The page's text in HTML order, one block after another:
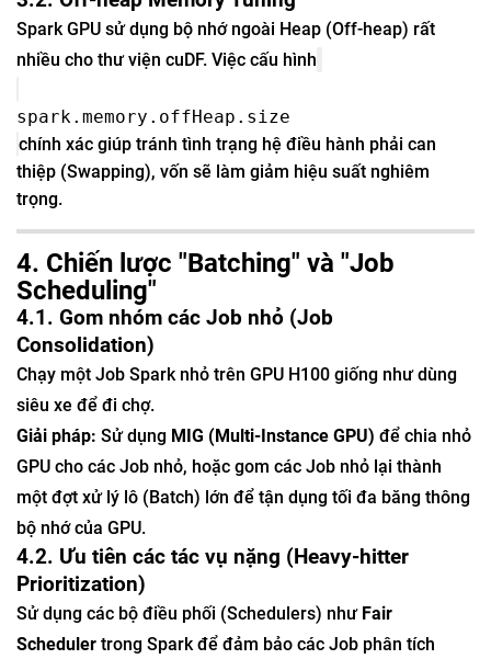
Spark GPU sử dụng bộ nhớ ngoài Heap (Off-heap) rất
nhiều cho thư viện cuDF. Việc cấu hình
spark.memory.offHeap.size
chính xác giúp tránh tình trạng hệ điều hành phải can
thiệp (Swapping), vốn sẽ làm giảm hiệu suất nghiêm
trọng.
4. Chiến lược "Batching" và "Job
Scheduling"
4.1. Gom nhóm các Job nhỏ (Job
Consolidation)
Chạy một Job Spark nhỏ trên GPU H100 giống như dùng
siêu xe để đi chợ.
Giải pháp: Sử dụng MIG (Multi-Instance GPU) để chia nhỏ
GPU cho các Job nhỏ, hoặc gom các Job nhỏ lại thành
một đợt xử lý lô (Batch) lớn để tận dụng tối đa băng thông
bộ nhớ của GPU.
4.2. Ưu tiên các tác vụ nặng (Heavy-hitter
Prioritization)
Sử dụng các bộ điều phối (Schedulers) như Fair
Scheduler trong Spark để đảm bảo các Job phân tích